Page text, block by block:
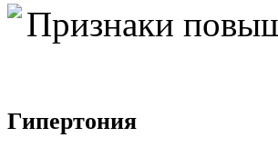
Гипертония